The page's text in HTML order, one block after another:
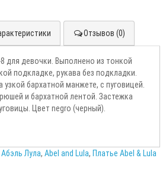
Отзывов (0)
для девочки. Выполнено из тонкой
подкладке, рукава без подкладки.
бархатной манжете, с пуговицей.
и бархатной лентой. Застежка
Цвет negro (черный).
Абэль Лула, Abel and Lula, Платье Abel & Lula